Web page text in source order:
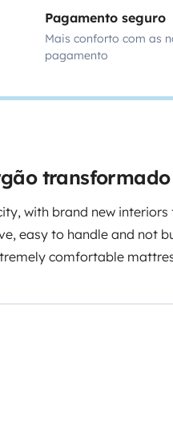
Pagamento seguro
Mais conforto com as
pagamento
transformado
with brand new interiors
easy to handle and not
comfortable
bathroom with toilet
cook and share a meal